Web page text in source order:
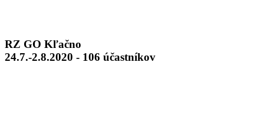
RZ GO Kľačno
24.7.-2.8.2020 - 106 účastníkov